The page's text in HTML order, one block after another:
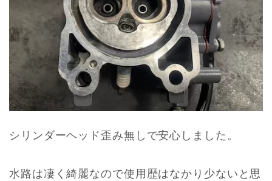
シリンダーヘッド歪み無しで安心しました。
水路は凄く綺麗なので使用歴はなかり少ないと思